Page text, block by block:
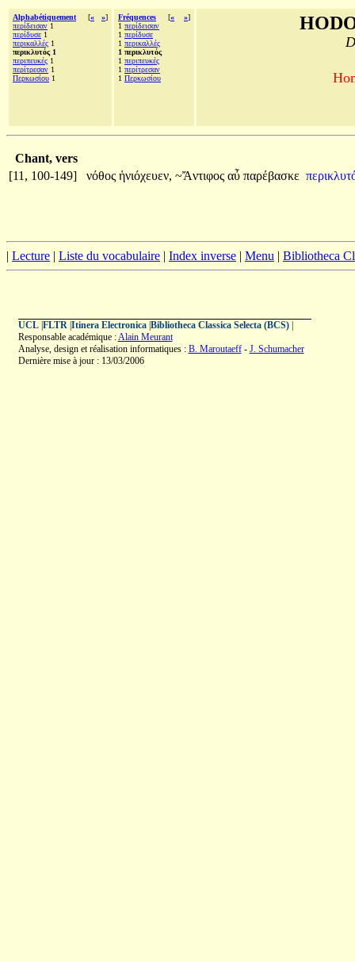
Alphabétiquement [« »]
περίδεισαν 1
περίδυσε 1
περικαλλές 1
περικλυτός 1
περιπευκές 1
περίτρεσαν 1
Περκωσίου 1
Fréquences [« »]
1 περίδεισαν
1 περίδυσε
1 περικαλλές
1 περικλυτός
1 περιπευκές
1 περίτρεσαν
1 Περκωσίου
Chant, vers
[11, 100-149]
νόθος ἡνιόχευεν, ~Ἄντιφος αὖ παρέβασκε
| Lecture | Liste du vocabulaire | Index inverse | Menu | Bibliotheca
UCL| FLTR| Itinera Electronica| Bibliotheca Classica Selecta (BCS)|
Responsable académique :Alain Meurant
Analyse, design et réalisation informatiques : B. Maroutaeff- J. Schumacher
Dernière mise à jour : 13/03/2006